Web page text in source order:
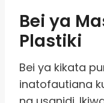
Bei ya
Plastiki
Bei ya kikata
inatofautiana